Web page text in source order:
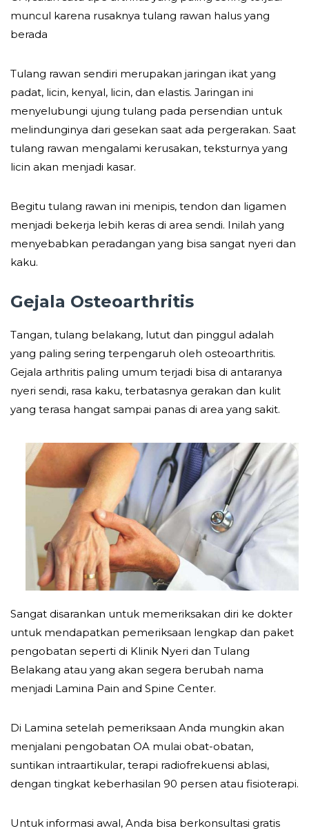
muncul karena rusaknya tulang rawan halus yang
berada
Tulang rawan sendiri merupakan jaringan ikat yang
padat, licin, kenyal, licin, dan elastis. Jaringan ini
menyelubungi ujung tulang pada persendian untuk
melindunginya dari gesekan saat ada pergerakan. Saat
tulang rawan mengalami kerusakan, teksturnya yang
licin akan menjadi kasar.
Begitu tulang rawan ini menipis, tendon dan ligamen
menjadi bekerja lebih keras di area sendi. Inilah yang
menyebabkan peradangan yang bisa sangat nyeri dan
kaku.
Gejala Osteoarthritis
Tangan, tulang belakang, lutut dan pinggul adalah
yang paling sering terpengaruh oleh osteoarthritis.
Gejala arthritis paling umum terjadi bisa di antaranya
nyeri sendi, rasa kaku, terbatasnya gerakan dan kulit
yang terasa hangat sampai panas di area yang sakit.
Sangat disarankan untuk memeriksakan diri ke dokter
untuk mendapatkan pemeriksaan lengkap dan paket
pengobatan seperti di Klinik Nyeri dan Tulang
Belakang atau yang akan segera berubah nama
menjadi Lamina Pain and Spine Center.
Di Lamina setelah pemeriksaan Anda mungkin akan
menjalani pengobatan OA mulai obat-obatan,
suntikan intraartikular, terapi radiofrekuensi ablasi,
dengan tingkat keberhasilan 90 persen atau fisioterapi.
Untuk informasi awal, Anda bisa berkonsultasi gratis